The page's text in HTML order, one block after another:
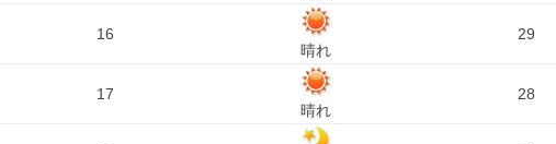
16
晴れ
29
17
晴れ
28